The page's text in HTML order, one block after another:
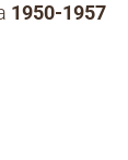
1950-1957